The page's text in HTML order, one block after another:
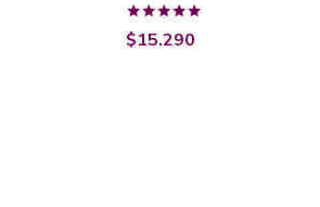
Valorado
con
$15.290